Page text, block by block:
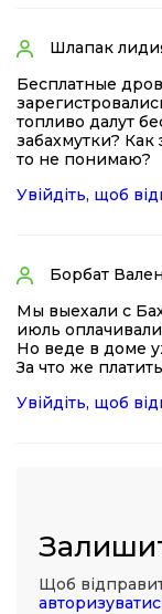
Шлапак
Бесплатные
топливо далут
забахмутки?
то не понимаю?
Увійдіть, щоб
Борбат
Мы выехали с
июль
Но веде в доме
За что же
Увійдіть, щоб
Щоб